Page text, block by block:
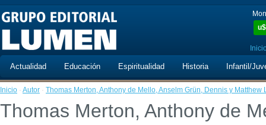
u$
Actualidad Educación Espiritualidad Historia Infantil/
Inicio · Autor · Thomas Merton, Anthony de Mello, Anselm Grün, Dennis y Matthew
Thomas Merton, Anthony de